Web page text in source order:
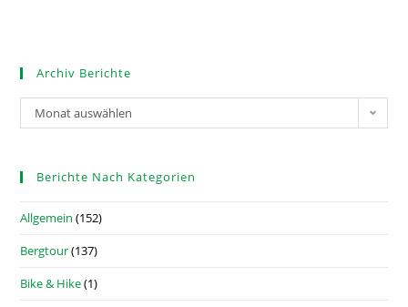
Archiv Berichte
Monat auswählen
Berichte Nach Kategorien
Allgemein (152)
Bergtour(137)
Bike & Hike(1)